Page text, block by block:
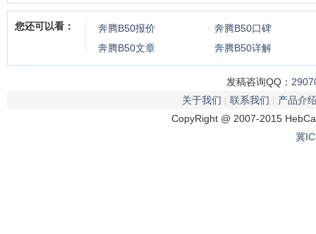
您还可以看： 奔腾B50报价 奔腾B50口碑
奔腾B50文章 奔腾B50详解
发稿咨询QQ：
关于我们
联系我们
产品介
CopyRight @ 2007-2015
冀